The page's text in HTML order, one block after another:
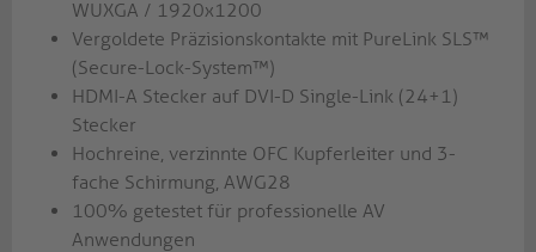
WUXGA / 1920x1200
Vergoldete Präzisionskontakte mit PureLink SLS™
(Secure-Lock-System™)
HDMI-A Stecker auf DVI-D Single-Link (24+1)
Stecker
Hochreine, verzinnte OFC Kupferleiter und 3-
fache Schirmung, AWG28
100% getestet für professionelle AV
Anwendungen